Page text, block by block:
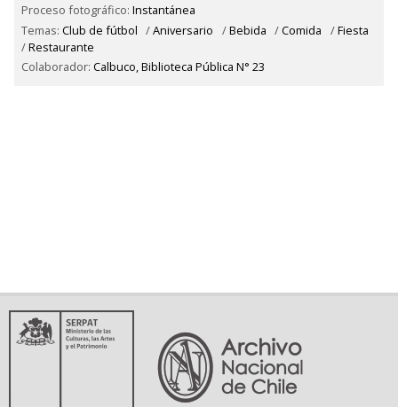
Proceso fotográfico: Instantánea
Temas: Club de fútbol /Aniversario /Bebida /Comida /Fiesta
/Restaurante
Colaborador: Calbuco, Biblioteca Pública N° 23